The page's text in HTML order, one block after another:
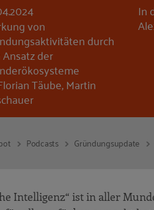
von
durch
der
Täube, Martin
In
Podcasts Gründungsupdate
Intelligenz“ ist in aller